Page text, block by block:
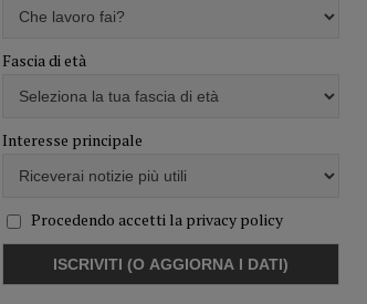
Fascia di età
Interesse principale
Procedendo accetti la privacy policy